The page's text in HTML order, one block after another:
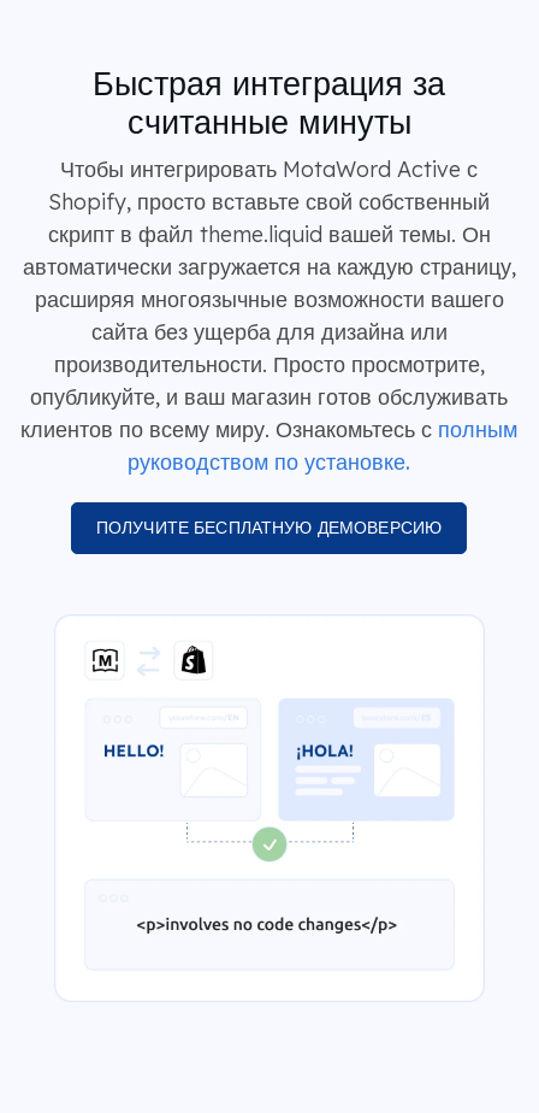
Быстрая интеграция за
считанные минуты
Чтобы интегрировать MotaWord Active с
Shopify, просто вставьте свой собственный
скрипт в файл theme.liquid вашей темы. Он
автоматически загружается на каждую страницу,
расширяя многоязычные возможности вашего
сайта без ущерба для дизайна или
производительности. Просто просмотрите,
опубликуйте, и ваш магазин готов обслуживать
клиентов по всему миру. Ознакомьтесь с полным
руководством по установке.
ПОЛУЧИТЕ БЕСПЛАТНУЮ ДЕМОВЕРСИЮ